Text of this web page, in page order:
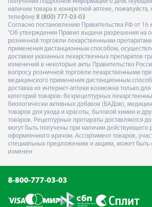
наличии товара в конкретной аптеке,
телефону 8 (800) 777-03-03
Согласно постановлению Правительства РФ от 16
"Об утверждении Правил выдачи разрешения на
розничной торговли лекарственными
применения дистанционным способом,
доставки указанных лекарственных препаратов
изменений в некоторые акты Правительства
вопросу розничной торговли лекарственными
медицинского применения дистанционным
доставка из интернет-аптеки возможна только
категорий товаров: безрецептурных
биологически активных добавок (БАДов),
товаров для ухода и красоты, бытовой химии и
товаров. Рецептурные препараты доставляются
могут быть получены при наличии действующего
оформленного врачом. Ассортимент товаров,
специальных предложениях и акциях, может быть
изменен
8-800-777-03-03